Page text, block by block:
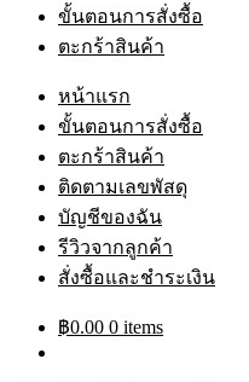
ขั้นตอนการสั่งซื้อ
ตะกร้าสินค้า
หน้าแรก
ขั้นตอนการสั่งซื้อ
ตะกร้าสินค้า
ติดตามเลขพัสดุ
บัญชีของฉัน
รีวิวจากลูกค้า
สั่งซื้อและชำระเงิน
฿0.00 0 items